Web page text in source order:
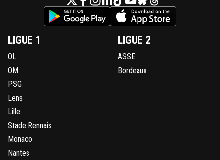
LIGUE 1
OL
OM
PSG
Lens
Lille
Stade Rennais
Monaco
Nantes
LIGUE 2
ASSE
Bordeaux